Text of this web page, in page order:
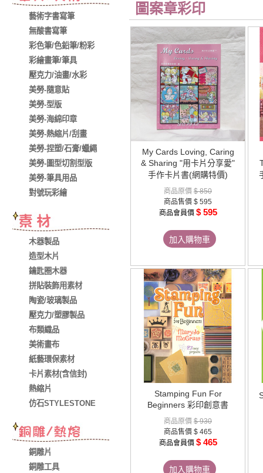
藝術字書寫筆
無酸書寫筆
彩色筆/色鉛筆/粉彩
彩繪畫筆/筆具
壓克力/油畫/水彩
美勞-隨意貼
美勞-型版
美勞-海綿印章
美勞-熱縮片/刮畫
美勞-捏塑/石膏/蠟繩
美勞-圖型切割型版
美勞-筆具用品
對號玩彩繪
木器製品
造型木片
鑰匙圈木器
拼貼裝飾用素材
陶瓷/玻璃製品
壓克力/塑膠製品
布類織品
美術畫布
紙藝環保素材
卡片素材(含信封)
熱縮片
仿石STYLESTONE
銅雕片
銅雕工具
圖案章彩印
My Cards Loving, Caring
& Sharing "用卡片分享愛"
手作卡片書(網購特價)
商品原價 $ 850
商品售價 $ 595
商品會員價 $ 595
加入購物車
Stamping Fun For
Beginners 彩印創意書
商品原價 $ 930
商品售價 $ 465
商品會員價 $ 465
加入購物車